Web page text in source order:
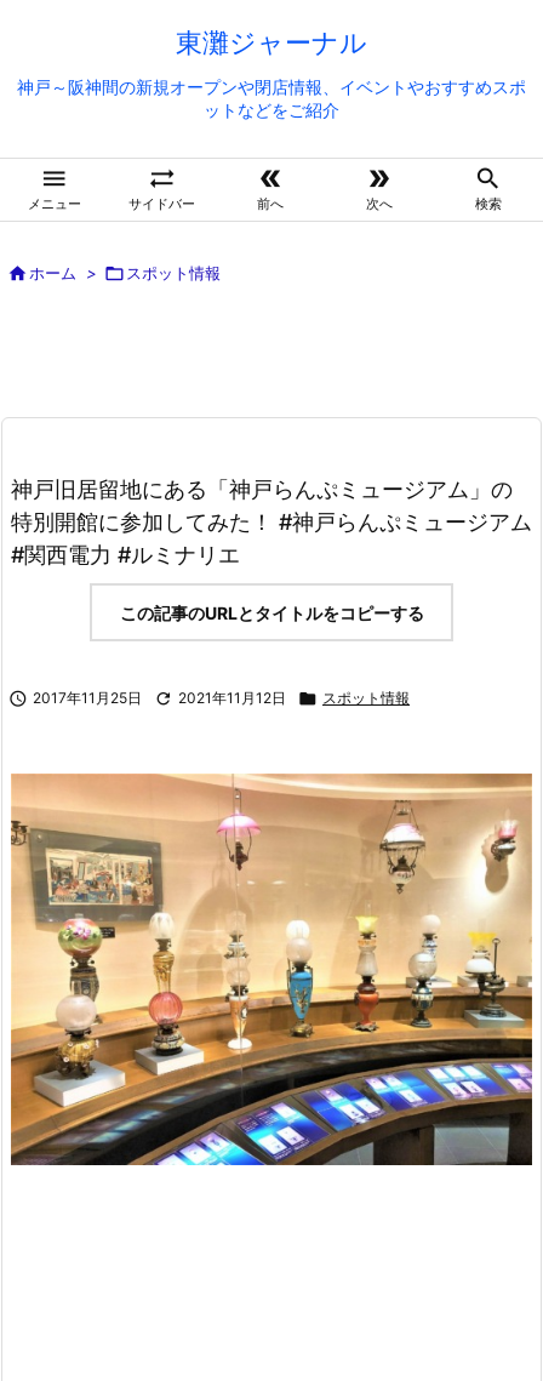
東灘ジャーナル
神戸～阪神間の新規オープンや閉店情報、イベントやおすすめスポ
ットなどをご紹介

メニュー

サイドバー

前へ

次へ

検索
ホーム >  スポット情報
神戸旧居留地にある「神戸らんぷミュージアム」の
特別開館に参加してみた！ #神戸らんぷミュージアム
#関西電力 #ルミナリエ
この記事のURLとタイトルをコピーする
 2017年11月25日  2021年11月12日  スポット情報